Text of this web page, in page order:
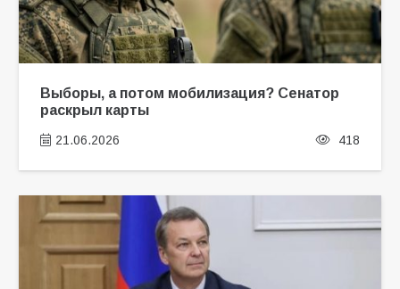
Выборы, а потом мобилизация? Сенатор
раскрыл карты
21.06.2026 418